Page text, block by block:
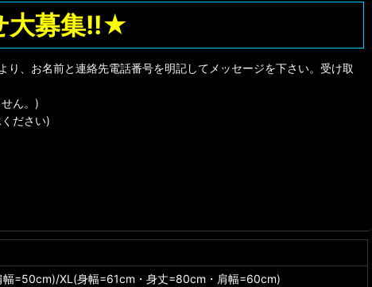
大募集!!★
り、お名前と連絡先電話番号を明記してメッセージを下さい。受け取
ん。)
ださい)
=50cm)/XL(身幅=61cm・身丈=80cm・肩幅=60cm)